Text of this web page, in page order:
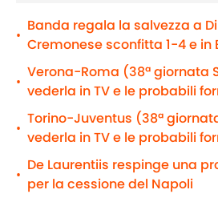
•
Banda regala la salvezza a
Cremonese sconfitta 1-4 e in
•
Verona-Roma (38ª giornata
vederla in TV e le probabili
•
Torino-Juventus (38ª
vederla in TV e le probabili
•
De Laurentiis respinge una
per la cessione del Napoli